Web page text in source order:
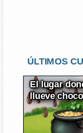
ÚLTIMOS
El lugar
llueve